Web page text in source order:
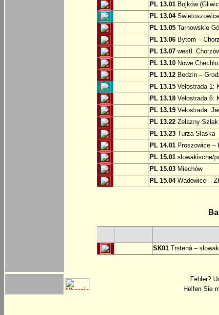
PL 13.01 Bojków
PL 13.04
PL 13.05 Tarnowskie
PL 13.06 Bytom –
PL 13.07 westl.
PL 13.10 Nowe
PL 13.12 Bedzin –
PL 13.15 Velostrada 1:
PL 13.18 Velostrada 6:
PL 13.19 Velostrada:
PL 13.22 Zelazny Szlak
PL 13.23 Turza Slaska
PL 14.01 Proszowice –
PL 15.01 slowakische/
PL 15.03 Miechów
PL 15.04Wadowice –
SK01 Trstená –
Fehler?
Helfen Sie